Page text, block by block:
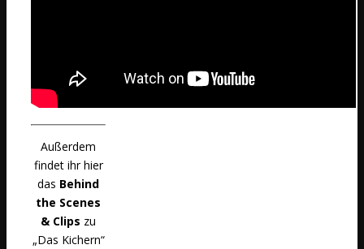
Außerdem
findet ihr hier
das Behind
the Scenes
& Clips zu
„Das Kichern“